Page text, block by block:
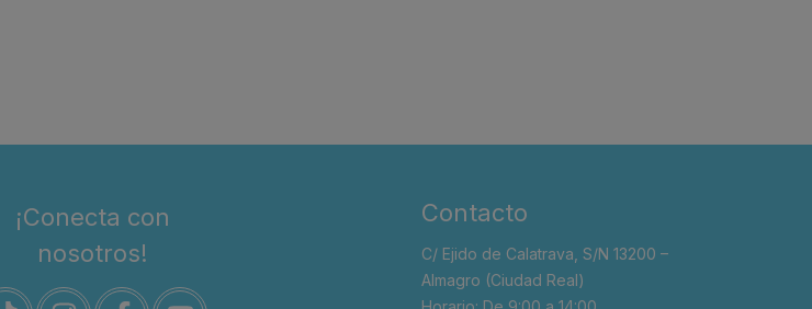
¡Conecta con
nosotros!
Contacto
C/ Ejido de Calatrava, S/N 13200 –
Almagro (Ciudad Real)